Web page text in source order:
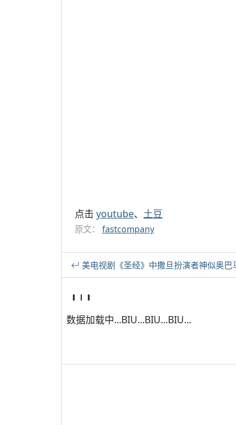
点击 youtube、 土豆
原文： fastcompany
美电视剧《圣经》中撒旦扮演者神似奥巴
数据加载中...BIU...BIU...BIU...